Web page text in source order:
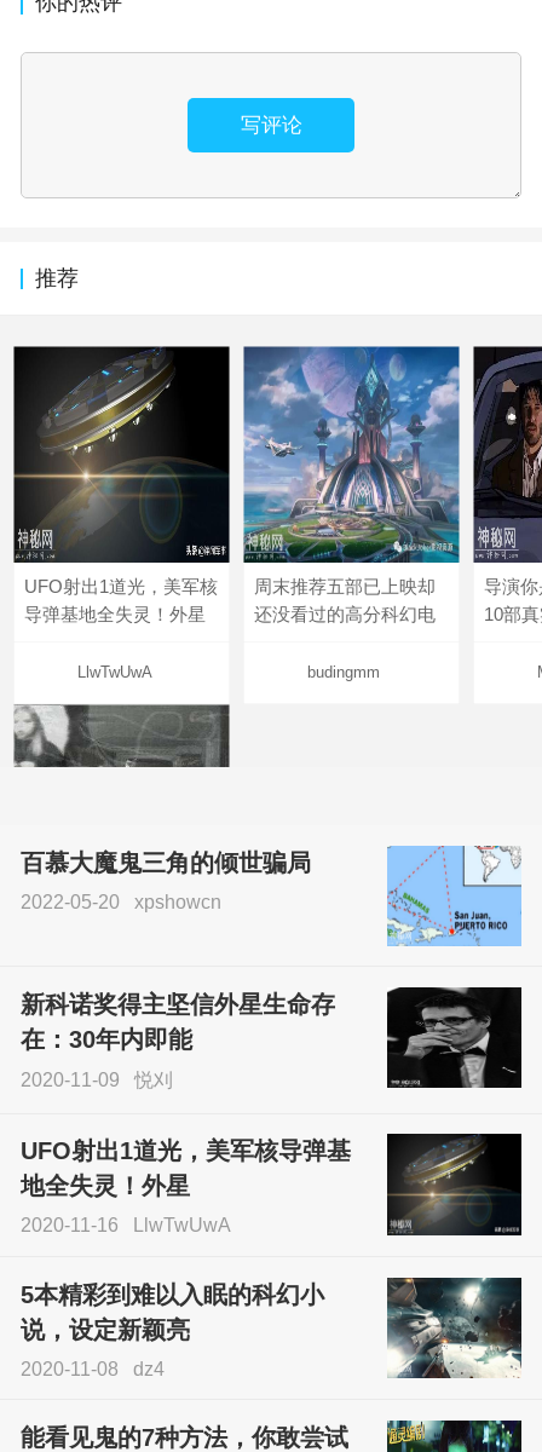
写评论
推荐
UFO射出1道光，美军核
导弹基地全失灵！外星
LlwTwUwA
周末推荐五部已上映却
还没看过的高分科幻电
budingmm
导演
10部
sskfn
百慕大魔鬼三角的倾世骗局
2022-05-20 xpshowcn
新科诺奖得主坚信外星生命存
在：30年内即能
2020-11-09 悦刈
UFO射出1道光，美军核导弹基
地全失灵！外星
2020-11-16 LlwTwUwA
5本精彩到难以入眠的科幻小
说，设定新颖亮
2020-11-08 dz4
能看见鬼的7种方法，你敢尝试